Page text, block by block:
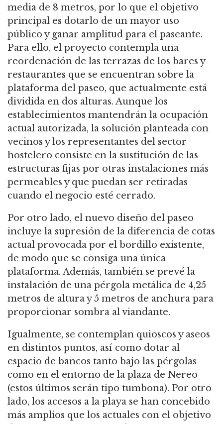
media de 8 metros, por lo que el objetivo
principal es dotarlo de un mayor uso
público y ganar amplitud para el paseante.
Para ello, el proyecto contempla una
reordenación de las terrazas de los bares y
restaurantes que se encuentran sobre la
plataforma del paseo, que actualmente está
dividida en dos alturas. Aunque los
establecimientos mantendrán la ocupación
actual autorizada, la solución planteada con
vecinos y los representantes del sector
hostelero consiste en la sustitución de las
estructuras fijas por otras instalaciones más
permeables y que puedan ser retiradas
cuando el negocio esté cerrado.
Por otro lado, el nuevo diseño del paseo
incluye la supresión de la diferencia de cotas
actual provocada por el bordillo existente,
de modo que se consiga una única
plataforma. Además, también se prevé la
instalación de una pérgola metálica de 4,25
metros de altura y 5 metros de anchura para
proporcionar sombra al viandante.
Igualmente, se contemplan quioscos y aseos
en distintos puntos, así como dotar al
espacio de bancos tanto bajo las pérgolas
como en el entorno de la plaza de Nereo
(estos últimos serán tipo tumbona). Por otro
lado, los accesos a la playa se han concebido
más amplios que los actuales con el objetivo